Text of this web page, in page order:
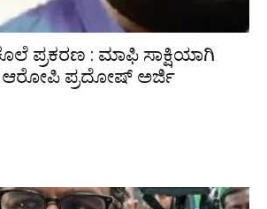
ಪ್ರಕರಣ : ಮಾಫಿ ಸಾಕ್ಷಿಯಾಗಿ
ಆರೋಪಿ ಪ್ರದೋಷ್‌ ಅರ್ಜಿ